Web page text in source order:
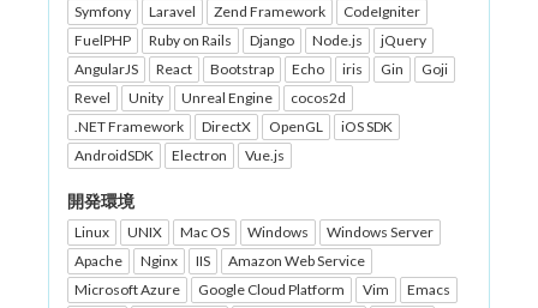
Symfony
Laravel Zend Framework
CodeIgniter
FuelPHP
Ruby on Rails Django Node.js
jQuery
AngularJS
React Bootstrap Echo iris Gin
Goji
Revel
Unity Unreal Engine
cocos2d
.NET Framework
DirectX OpenGL
iOS SDK
AndroidSDK
Electron Vue.js
開発環境
Linux UNIX Mac OS Windows
Windows Server
Apache
Nginx IIS
Amazon Web Service
Microsoft Azure
Google Cloud Platform Vim
Emacs